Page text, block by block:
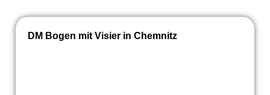
DM Bogen mit Visier in Chemnitz